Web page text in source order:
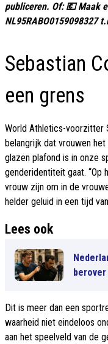
publiceren. Of: 💶 Maak
NL95RABO0159098327
Sebastian
een grens
World Athletics-voorzitter
belangrijk dat vrouwen
glazen plafond is in onze
genderidentiteit gaat. “Op
vrouw zijn om in de
helder geluid in een tijd
Lees ook
Dit is meer dan een
waarheid niet eindeloos
aan het speelveld van de